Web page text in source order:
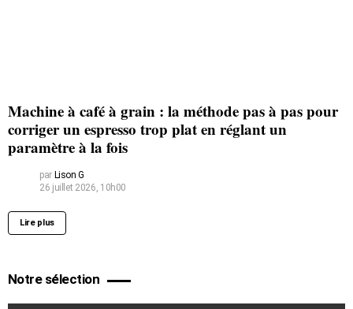
Machine à café à grain : la méthode pas à pas pour
corriger un espresso trop plat en réglant un
paramètre à la fois
par Lison G
26 juillet 2026, 10h00
Lire plus
Notre sélection